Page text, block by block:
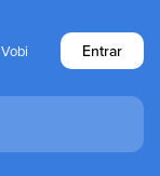
Entrar